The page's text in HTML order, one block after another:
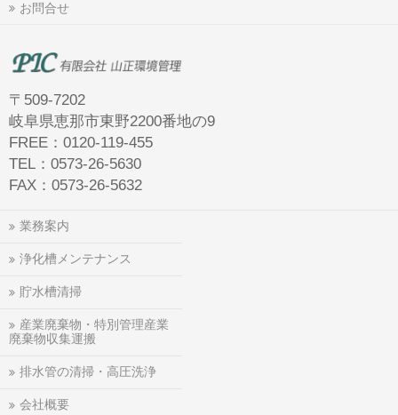
お問合せ
〒509-7202
岐阜県恵那市東野2200番地の9
FREE：0120-119-455
TEL：0573-26-5630
FAX：0573-26-5632
業務案内
浄化槽メンテナンス
貯水槽清掃
産業廃棄物・特別管理産業
廃棄物収集運搬
排水管の清掃・高圧洗浄
会社概要